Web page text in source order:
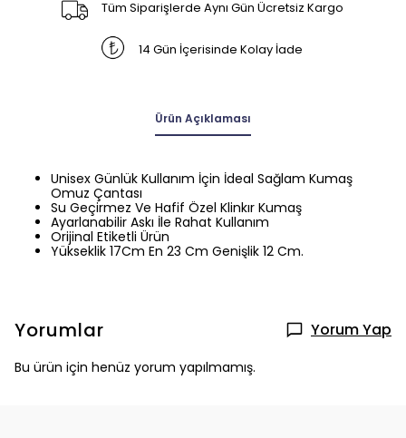
Tüm Siparişlerde Aynı Gün Ücretsiz Kargo
14 Gün İçerisinde Kolay İade
Ürün Açıklaması
Unisex Günlük Kullanım İçin İdeal Sağlam Kumaş
Omuz Çantası
Su Geçirmez Ve Hafif Özel Klinkır Kumaş
Ayarlanabilir Askı İle Rahat Kullanım
Orijinal Etiketli Ürün
Yükseklik 17Cm En 23 Cm Genişlik 12 Cm.
Yorumlar Yorum Yap
Bu ürün için henüz yorum yapılmamış.